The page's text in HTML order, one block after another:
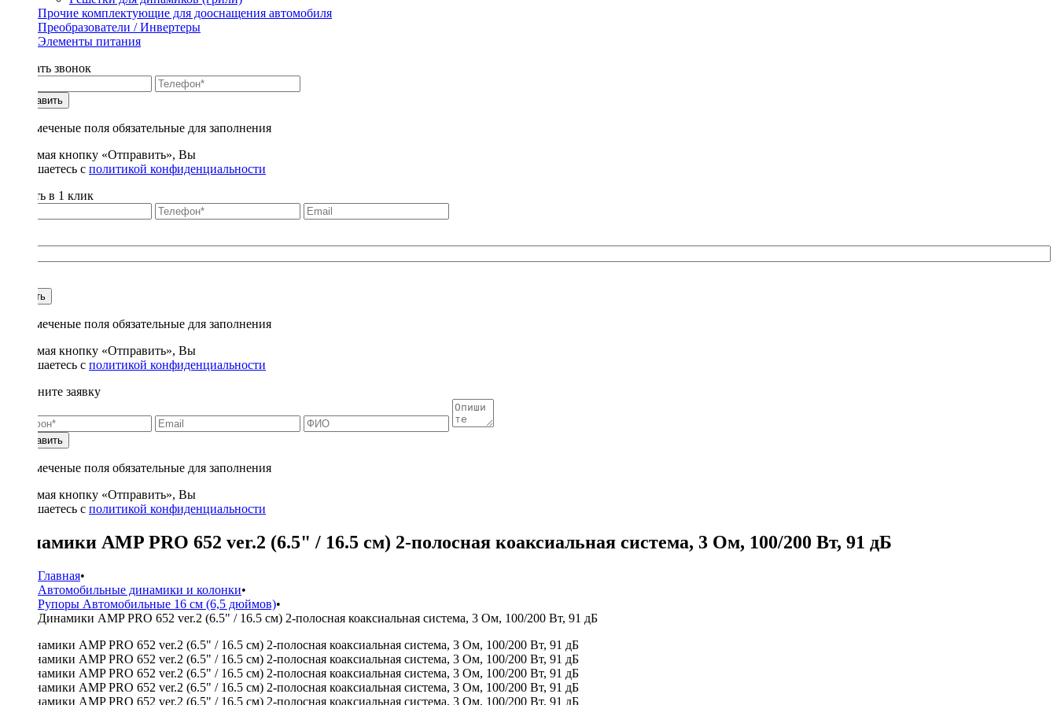
Прочие комплектующие для дооснащения автомобиля
Преобразователи / Инвертеры
Элементы питания
Заказать звонок
Отправить
* - отмеченые поля обязательные для заполнения
Нажимая кнопку «Отправить», Вы
соглашаетесь с политикой конфиденциальности
Купить в 1 клик
Купить
* - отмеченые поля обязательные для заполнения
Нажимая кнопку «Отправить», Вы
соглашаетесь с политикой конфиденциальности
Заполните заявку
Отправить
* - отмеченые поля обязательные для заполнения
Нажимая кнопку «Отправить», Вы
соглашаетесь с политикой конфиденциальности
Динамики AMP PRO 652 ver.2 (6.5" / 16.5 см) 2-полосная коаксиальная система, 3 Ом, 100/200 Вт, 91 дБ
Главная•
Автомобильные динамики и колонки•
Рупоры Автомобильные 16 см (6,5 дюймов)•
Динамики AMP PRO 652 ver.2 (6.5" / 16.5 см) 2-полосная коаксиальная система, 3 Ом, 100/200 Вт, 91 дБ